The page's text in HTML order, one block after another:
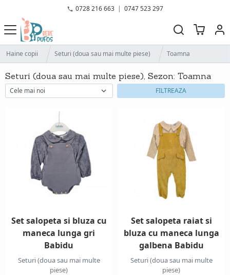
0728 216 663 | 0747 523 297
Haine copii Seturi (doua sau mai multe piese) Toamna
Seturi (doua sau mai multe piese), Sezon: Toamna
FILTREAZA
Set salopeta si bluza cu
maneca lunga gri
Babidu
Seturi (doua sau mai multe
piese)
Set salopeta raiat si
bluza cu maneca lunga
galbena Babidu
Seturi (doua sau mai multe
piese)